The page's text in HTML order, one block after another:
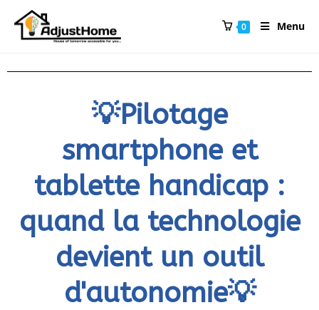
0 Menu
💡Pilotage
smartphone et
tablette handicap :
quand la technologie
devient un outil
d'autonomie💡